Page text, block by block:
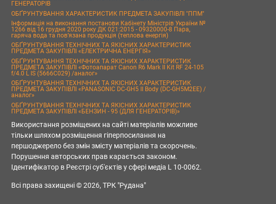
ГЕНЕРАТОРІВ
ОБҐРУНТУВАННЯ ХАРАКТЕРИСТИК ПРЕДМЕТА ЗАКУПІВЛІ "ППМ"
Інформація на виконання постанови Кабінету Міністрів України №
1266 від 16 грудня 2020 року ДК 021:2015 - 09320000-8 Пара,
гаряча вода та пов’язана продукція (теплова енергія)
ОБҐРУНТУВАННЯ ТЕХНІЧНИХ ТА ЯКІСНИХ ХАРАКТЕРИСТИК
ПРЕДМЕТА ЗАКУПІВЛІ «ЕЛЕКТРИЧНА ЕНЕРГІЯ»
ОБҐРУНТУВАННЯ ТЕХНІЧНИХ ТА ЯКІСНИХ ХАРАКТЕРИСТИК
ПРЕДМЕТА ЗАКУПІВЛІ «Фотоапарат Canon R6 Mark II Kit RF 24-105
f/4.0 L IS (5666C029) /аналог»
ОБҐРУНТУВАННЯ ТЕХНІЧНИХ ТА ЯКІСНИХ ХАРАКТЕРИСТИК
ПРЕДМЕТА ЗАКУПІВЛІ «PANASONIC DC-GH5 II Body (DC-GH5M2EE) /
аналог»
ОБҐРУНТУВАННЯ ТЕХНІЧНИХ ТА ЯКІСНИХ ХАРАКТЕРИСТИК
ПРЕДМЕТА ЗАКУПІВЛІ «БЕНЗИН - 95 (ДЛЯ ГЕНЕРАТОРІВ)»
Використання розміщених на сайті матеріалів можливе
тільки шляхом розміщення гіперпосилання на
першоджерело без змін змісту матеріалів та скорочень.
Порушення авторських прав карається законом.
Ідентифікатор в Реєстрі суб'єктів у сфері медіа L 10-0062.
Всі права захищені © 2026, ТРК "Рудана"